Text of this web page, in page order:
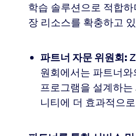
학습 솔루션으로 적합
장 리소스를 확충하고
파트너 자문 위원회:
원회에서는 파트너
프로그램을 설계하
니티에 더 효과적으